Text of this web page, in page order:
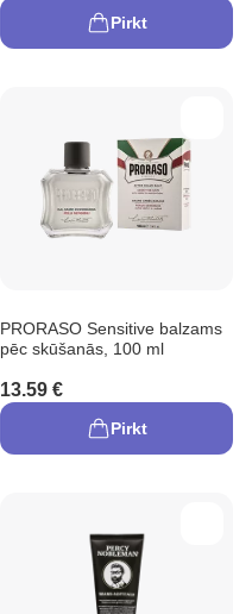
Pirkt
PRORASO Sensitive balzams
pēc skūšanās, 100 ml
13.59 €
Pirkt